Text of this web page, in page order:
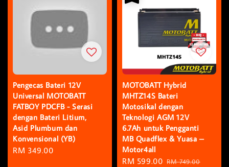
Pengecas Bateri 12V
Universal MOTOBATT
FATBOY PDCFB - Serasi
dengan Bateri Litium,
Asid Plumbum dan
Konvensional (YB)
Regular
RM 349.00
MOTOBATT Hybrid
MHTZ14S Bateri
Motosikal dengan
Teknologi AGM 12V
6.7Ah untuk Pengganti
MB Quadflex & Yuasa –
Motor4all
Sale
RM 599.00 Regular
RM 749.00